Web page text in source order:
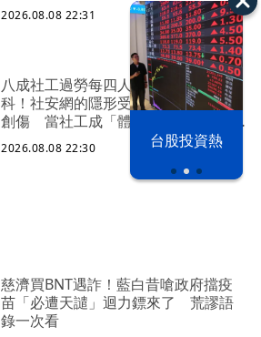
漢光42演習 台股投資熱
2026.08.08 22:31
八成社工過勞每四人有一人求助身心
科！社安網的隱形受災戶 集體心理
創傷 當社工成「體制代罪羊」 防
禦性社工不敢多做無奈趨勢？耗竭殆
盡下的社安網危機｜社工消失中
2026.08.08 22:30
慈濟買BNT遇詐！藍白昔嗆政府擋疫
苗「必遭天譴」迴力鏢來了 荒謬語
錄一次看